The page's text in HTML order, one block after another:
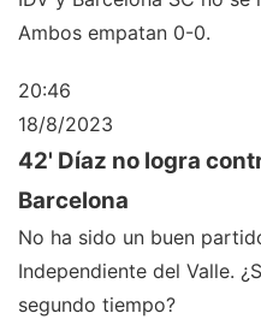
Ambos empatan 0-0.
20:46
18/8/2023
42' Díaz no logra
Barcelona
No ha sido un buen
Independiente del Valle.
segundo tiempo?